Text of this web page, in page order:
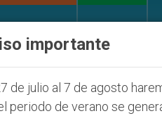
importante
de julio al 7 de agosto
periodo de verano se